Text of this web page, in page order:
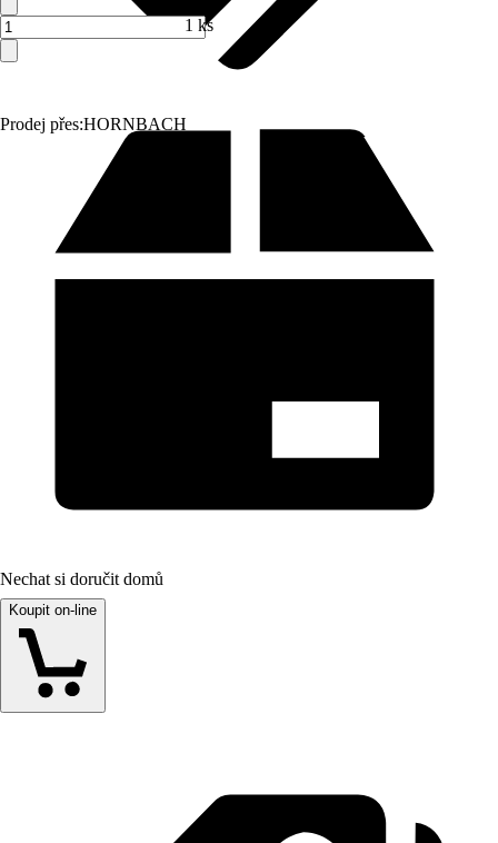
Prodej přes:HORNBACH
1 ks
Nechat si doručit domů
Koupit on-line